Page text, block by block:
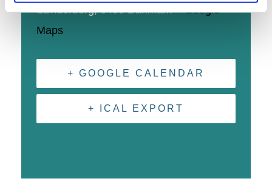
Sønderborg, 6400 Danmark + Google
Maps
+ GOOGLE CALENDAR
+ ICAL EXPORT